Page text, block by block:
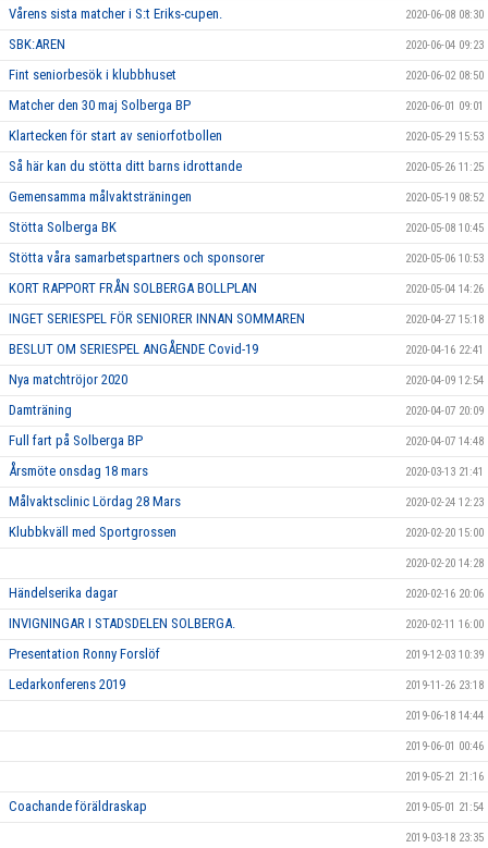
Vårens sista matcher i S:t Eriks-cupen. 2020-06-08 08:30
SBK:AREN 2020-06-04 09:23
Fint seniorbesök i klubbhuset 2020-06-02 08:50
Matcher den 30 maj Solberga BP 2020-06-01 09:01
Klartecken för start av seniorfotbollen 2020-05-29 15:53
Så här kan du stötta ditt barns idrottande 2020-05-26 11:25
Gemensamma målvaktsträningen 2020-05-19 08:52
Stötta Solberga BK 2020-05-08 10:45
Stötta våra samarbetspartners och sponsorer 2020-05-06 10:53
KORT RAPPORT FRÅN SOLBERGA BOLLPLAN 2020-05-04 14:26
INGET SERIESPEL FÖR SENIORER INNAN SOMMAREN 2020-04-27 15:18
BESLUT OM SERIESPEL ANGÅENDE Covid-19 2020-04-16 22:41
Nya matchtröjor 2020 2020-04-09 12:54
Damträning 2020-04-07 20:09
Full fart på Solberga BP 2020-04-07 14:48
Årsmöte onsdag 18 mars 2020-03-13 21:41
Målvaktsclinic Lördag 28 Mars 2020-02-24 12:23
Klubbkväll med Sportgrossen 2020-02-20 15:00
2020-02-20 14:28
Händelserika dagar 2020-02-16 20:06
INVIGNINGAR I STADSDELEN SOLBERGA. 2020-02-11 16:00
Presentation Ronny Forslöf 2019-12-03 10:39
Ledarkonferens 2019 2019-11-26 23:18
2019-06-18 14:44
2019-06-01 00:46
2019-05-21 21:16
Coachande föräldraskap 2019-05-01 21:54
2019-03-18 23:35